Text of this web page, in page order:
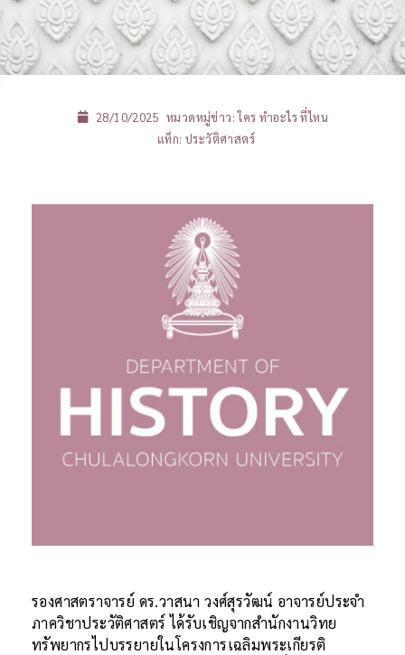
28/10/2025 หมวดหมู่ข่าว:ใคร ทำอะไร ที่ไหน
แท็ก: ประวัติศาสตร์
รองศาสตราจารย์ ดร.วาสนา วงศ์สุรวัฒน์ อาจารย์ประจำ
ภาควิชาประวัติศาสตร์ ได้รับเชิญจากสำนักงานวิทย
ทรัพยากรไปบรรยายในโครงการเฉลิมพระเกียรติ